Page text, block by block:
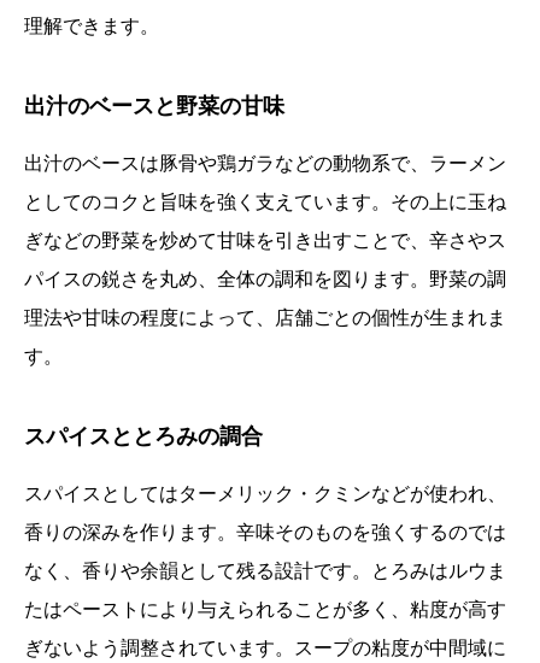
理解できます。
出汁のベースと野菜の甘味
出汁のベースは豚骨や鶏ガラなどの動物系で、ラーメン
としてのコクと旨味を強く支えています。その上に玉ね
ぎなどの野菜を炒めて甘味を引き出すことで、辛さやス
パイスの鋭さを丸め、全体の調和を図ります。野菜の調
理法や甘味の程度によって、店舗ごとの個性が生まれま
す。
スパイスととろみの調合
スパイスとしてはターメリック・クミンなどが使われ、
香りの深みを作ります。辛味そのものを強くするのでは
なく、香りや余韻として残る設計です。とろみはルウま
たはペーストにより与えられることが多く、粘度が高す
ぎないよう調整されています。スープの粘度が中間域に